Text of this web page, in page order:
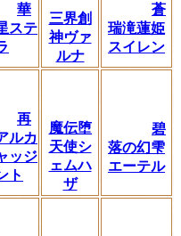
華
ステ
三界創
神ヴァ
ルナ
蒼
瑞滝蓮姫
スイレン
再
ルカ
ッジ
ト
魔伝堕
天使シ
ェムハ
ザ
碧
落の幻雫
エーテル